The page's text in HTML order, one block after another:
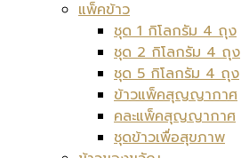
แพ็คข้าว
ชุด 1 กิโลกรัม 4 ถุง
ชุด 2 กิโลกรัม 4 ถุง
ชุด 5 กิโลกรัม 4 ถุง
ข้าวแพ็คสุญญากาศ
คละแพ็คสุญญากาศ
ชุดข้าวเพื่อสุขภาพ